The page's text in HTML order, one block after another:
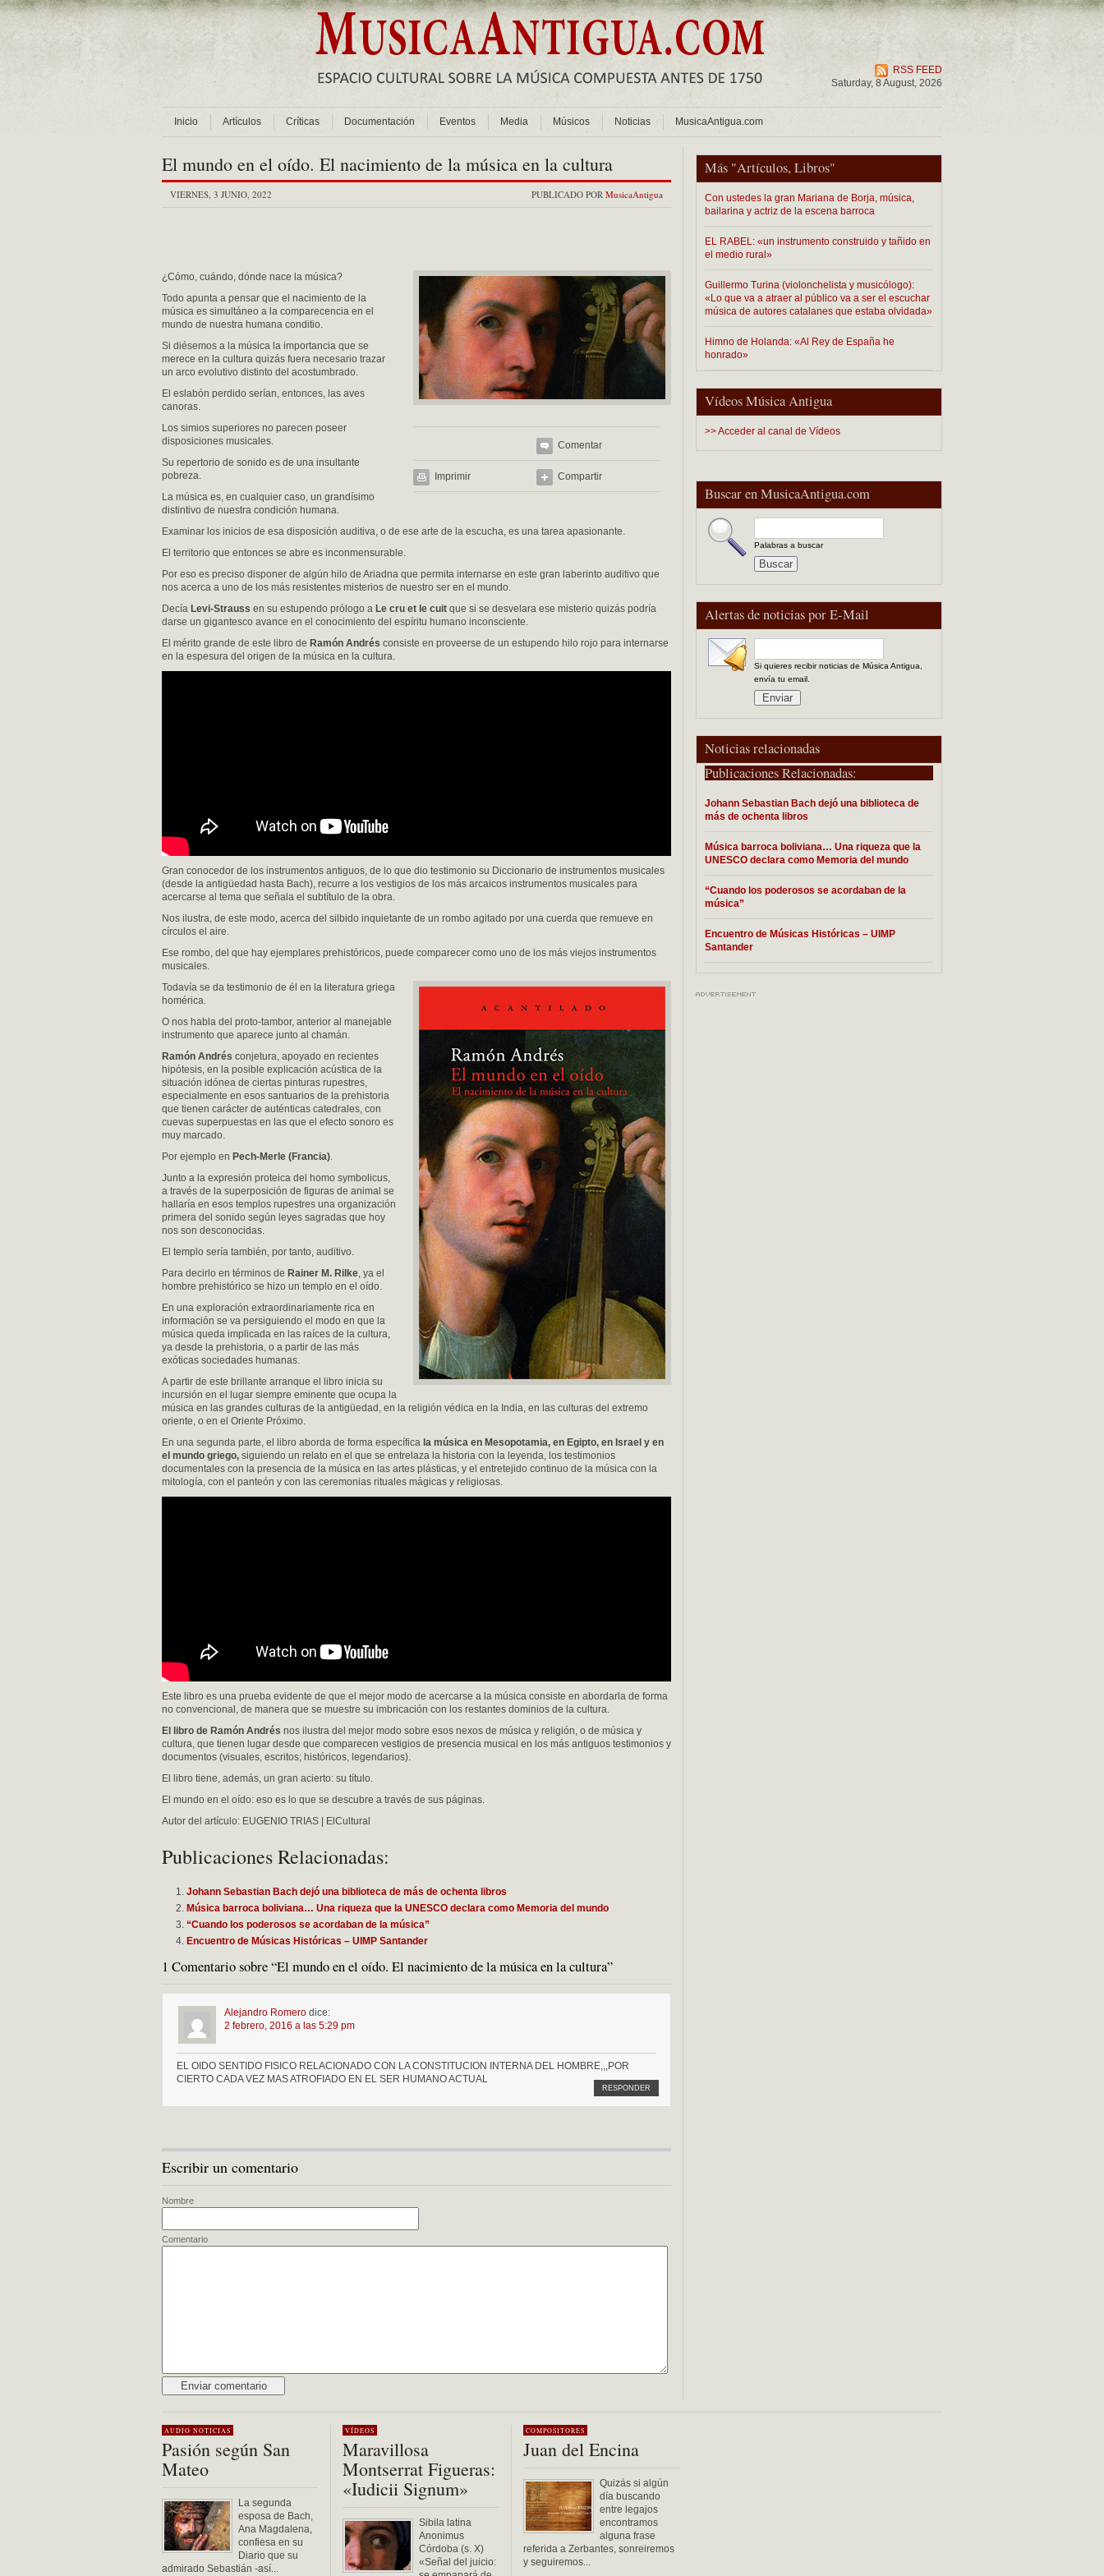
RSS FEED
Saturday, 8 August, 2026
Inicio Artículos Críticas Documentación Eventos Media Músicos Noticias MusicaAntigua.com
Más "Artículos, Libros"
Con ustedes la gran Mariana de Borja, música,
bailarina y actriz de la escena barroca
EL RABEL: «un instrumento construido y tañido en
el medio rural»
Guillermo Turina (violonchelista y musicólogo):
«Lo que va a atraer al público va a ser el escuchar
música de autores catalanes que estaba olvidada»
Himno de Holanda: «Al Rey de España he
honrado»
Vídeos Música Antigua
>> Acceder al canal de Vídeos
Buscar en MusicaAntigua.com
Palabras a buscar
Alertas de noticias por E-Mail
Si quieres recibir noticias de Música Antigua,
envía tu email.
Noticias relacionadas
Publicaciones Relacionadas:
Johann Sebastian Bach dejó una biblioteca de
más de ochenta libros
Música barroca boliviana… Una riqueza que la
UNESCO declara como Memoria del mundo
“Cuando los poderosos se acordaban de la
música”
Encuentro de Músicas Históricas – UIMP
Santander
El mundo en el oído. El nacimiento de la música en la cultura
PUBLICADO POR MusicaAntigua
VIERNES, 3 JUNIO, 2022
Comentar
Imprimir Compartir
¿Cómo, cuándo, dónde nace la música?
Todo apunta a pensar que el nacimiento de la
música es simultáneo a la comparecencia en el
mundo de nuestra humana conditio.
Si diésemos a la música la importancia que se
merece en la cultura quizás fuera necesario trazar
un arco evolutivo distinto del acostumbrado.
El eslabón perdido serían, entonces, las aves
canoras.
Los simios superiores no parecen poseer
disposiciones musicales.
Su repertorio de sonido es de una insultante
pobreza.
La música es, en cualquier caso, un grandísimo
distintivo de nuestra condición humana.
Examinar los inicios de esa disposición auditiva, o de ese arte de la escucha, es una tarea apasionante.
El territorio que entonces se abre es inconmensurable.
Por eso es preciso disponer de algún hilo de Ariadna que permita internarse en este gran laberinto auditivo que
nos acerca a uno de los más resistentes misterios de nuestro ser en el mundo.
Decía Levi-Strauss en su estupendo prólogo a Le cru et le cuit que si se desvelara ese misterio quizás podría
darse un gigantesco avance en el conocimiento del espíritu humano inconsciente.
El mérito grande de este libro de Ramón Andrés consiste en proveerse de un estupendo hilo rojo para internarse
en la espesura del origen de la música en la cultura.
Gran conocedor de los instrumentos antiguos, de lo que dio testimonio su Diccionario de instrumentos musicales
(desde la antigüedad hasta Bach), recurre a los vestigios de los más arcaicos instrumentos musicales para
acercarse al tema que señala el subtítulo de la obra.
Nos ilustra, de este modo, acerca del silbido inquietante de un rombo agitado por una cuerda que remueve en
círculos el aire.
Ese rombo, del que hay ejemplares prehistóricos, puede comparecer como uno de los más viejos instrumentos
musicales.
Todavía se da testimonio de él en la literatura griega
homérica.
O nos habla del proto-tambor, anterior al manejable
instrumento que aparece junto al chamán.
Ramón Andrés conjetura, apoyado en recientes
hipótesis, en la posible explicación acústica de la
situación idónea de ciertas pinturas rupestres,
especialmente en esos santuarios de la prehistoria
que tienen carácter de auténticas catedrales, con
cuevas superpuestas en las que el efecto sonoro es
muy marcado.
Por ejemplo en Pech-Merle (Francia).
Junto a la expresión proteica del homo symbolicus,
a través de la superposición de figuras de animal se
hallaría en esos templos rupestres una organización
primera del sonido según leyes sagradas que hoy
nos son desconocidas.
El templo sería también, por tanto, auditivo.
Para decirlo en términos de Rainer M. Rilke, ya el
hombre prehistórico se hizo un templo en el oído.
En una exploración extraordinariamente rica en
información se va persiguiendo el modo en que la
música queda implicada en las raíces de la cultura,
ya desde la prehistoria, o a partir de las más
exóticas sociedades humanas.
A partir de este brillante arranque el libro inicia su
incursión en el lugar siempre eminente que ocupa la
música en las grandes culturas de la antigüedad, en la religión védica en la India, en las culturas del extremo
oriente, o en el Oriente Próximo.
En una segunda parte, el libro aborda de forma específica la música en Mesopotamia, en Egipto, en Israel y en
el mundo griego, siguiendo un relato en el que se entrelaza la historia con la leyenda, los testimonios
documentales con la presencia de la música en las artes plásticas, y el entretejido continuo de la música con la
mitología, con el panteón y con las ceremonias rituales mágicas y religiosas.
Este libro es una prueba evidente de que el mejor modo de acercarse a la música consiste en abordarla de forma
no convencional, de manera que se muestre su imbricación con los restantes dominios de la cultura.
El libro de Ramón Andrés nos ilustra del mejor modo sobre esos nexos de música y religión, o de música y
cultura, que tienen lugar desde que comparecen vestigios de presencia musical en los más antiguos testimonios y
documentos (visuales, escritos; históricos, legendarios).
El libro tiene, además, un gran acierto: su título.
El mundo en el oído: eso es lo que se descubre a través de sus páginas.
Autor del artículo: EUGENIO TRIAS | ElCultural
Publicaciones Relacionadas:
Johann Sebastian Bach dejó una biblioteca de más de ochenta libros
Música barroca boliviana… Una riqueza que la UNESCO declara como Memoria del mundo
“Cuando los poderosos se acordaban de la música”
Encuentro de Músicas Históricas – UIMP Santander
1 Comentario sobre “El mundo en el oído. El nacimiento de la música en la cultura”
Alejandro Romero dice:
2 febrero, 2016 a las 5:29 pm
EL OIDO SENTIDO FISICO RELACIONADO CON LA CONSTITUCION INTERNA DEL HOMBRE,,,POR
CIERTO CADA VEZ MAS ATROFIADO EN EL SER HUMANO ACTUAL
RESPONDER
Escribir un comentario
Nombre
Comentario
AUDIO NOTICIAS
Pasión según San
Mateo
La segunda
esposa de Bach,
Ana Magdalena,
confiesa en su
Diario que su
admirado Sebastián -así...
VÍDEOS
Maravillosa
Montserrat Figueras:
«Iudicii Signum»
Sibila latina
Anonimus
Córdoba (s. X)
«Señal del juicio:
COMPOSITORES
Juan del Encina
Quizás si algún
día buscando
entre legajos
encontramos
alguna frase
referida a Zerbantes, sonreiremos
y seguiremos...